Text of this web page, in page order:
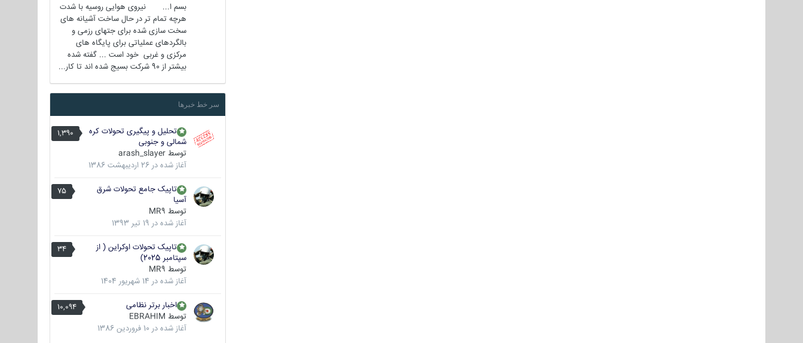
بسم ا... نیروی هوایی روسیه با شدت
هرچه تمام تر در حال ساخت آشیانه های
سخت سازی شده برای جتهای رزمی و
بالگردهای عملیاتی برای پایگاه های
مرکزی و غربی خود است ... گفته شده
بیشتر از 90 شرکت بسیج شده اند تا کار...
سر خط خبرها
1,390
تحلیل و پیگیری تحولات کره
شمالی و جنوبی
توسط arash_slayer
آغاز شده در 26 اردیبهشت 1386
75
تاپیک جامع تحولات شرق
آسیا
توسط MR9
آغاز شده در 19 تیر 1393
34
تاپیک تحولات اوکراین ( از
سپتامبر 2025)
توسط MR9
آغاز شده در 14 شهریور 1404
10,094
اخبار برتر نظامی
توسط EBRAHIM
آغاز شده در 10 فروردین 1386